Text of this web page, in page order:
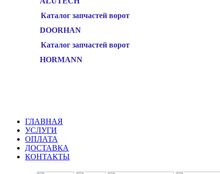
Каталог запчастей ворот
DOORHAN
Каталог запчастей ворот
HORMANN
ГЛАВНАЯ
УСЛУГИ
ОПЛАТА
ДОСТАВКА
КОНТАКТЫ